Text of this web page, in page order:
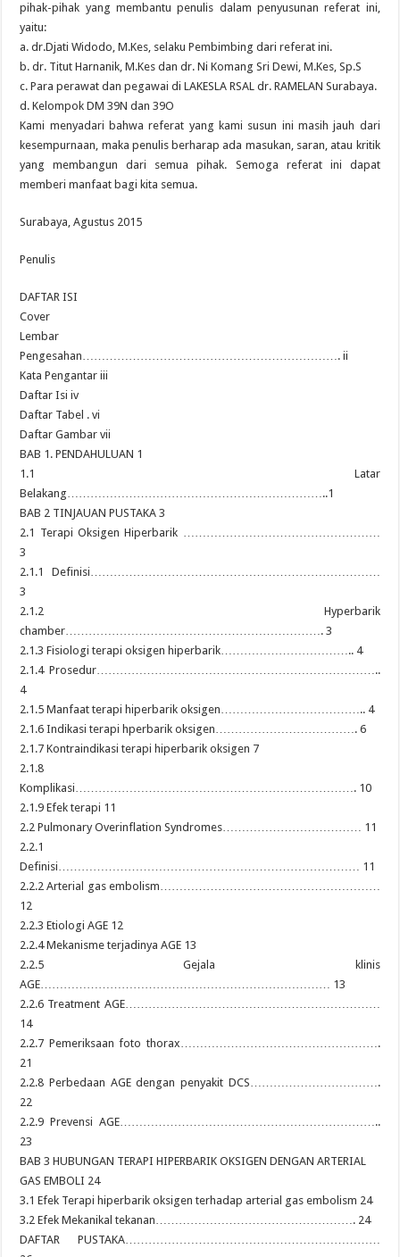
pihak-pihak yang membantu penulis dalam penyusunan referat ini,
yaitu:
a. dr.Djati Widodo, M.Kes, selaku Pembimbing dari referat ini.
b. dr. Titut Harnanik, M.Kes dan dr. Ni Komang Sri Dewi, M.Kes, Sp.S
c. Para perawat dan pegawai di LAKESLA RSAL dr. RAMELAN Surabaya.
d. Kelompok DM 39N dan 39O
Kami menyadari bahwa referat yang kami susun ini masih jauh dari
kesempurnaan, maka penulis berharap ada masukan, saran, atau kritik
yang membangun dari semua pihak. Semoga referat ini dapat
memberi manfaat bagi kita semua.
Surabaya, Agustus 2015
Penulis
DAFTAR ISI
Cover
Lembar
Pengesahan…………………………………………………………. ii
Kata Pengantar iii
Daftar Isi iv
Daftar Tabel . vi
Daftar Gambar vii
BAB 1. PENDAHULUAN 1
1.1 Latar
Belakang…………………………………………………………..1
BAB 2 TINJAUAN PUSTAKA 3
2.1 Terapi Oksigen Hiperbarik ……………………………………………
3
2.1.1 Definisi…………………………………………………………………
3
2.1.2 Hyperbarik
chamber…………………………………………………………. 3
2.1.3 Fisiologi terapi oksigen hiperbarik…………………………….. 4
2.1.4 Prosedur………………………………………………………………..
4
2.1.5 Manfaat terapi hiperbarik oksigen……………………………….. 4
2.1.6 Indikasi terapi hperbarik oksigen………………………………. 6
2.1.7 Kontraindikasi terapi hiperbarik oksigen 7
2.1.8
Komplikasi………………………………………………………………. 10
2.1.9 Efek terapi 11
2.2 Pulmonary Overinflation Syndromes……………………………… 11
2.2.1
Definisi…………………………………………………………………… 11
2.2.2 Arterial gas embolism…………………………………………………
12
2.2.3 Etiologi AGE 12
2.2.4 Mekanisme terjadinya AGE 13
2.2.5 Gejala klinis
AGE………………………………………………………………… 13
2.2.6 Treatment AGE…………………………………………………………
14
2.2.7 Pemeriksaan foto thorax…………………………………………….
21
2.2.8 Perbedaan AGE dengan penyakit DCS…………………………….
22
2.2.9 Prevensi AGE…………………………………………………………..
23
BAB 3 HUBUNGAN TERAPI HIPERBARIK OKSIGEN DENGAN ARTERIAL
GAS EMBOLI 24
3.1 Efek Terapi hiperbarik oksigen terhadap arterial gas embolism 24
3.2 Efek Mekanikal tekanan……………………………………………. 24
DAFTAR PUSTAKA…………………………………………………………